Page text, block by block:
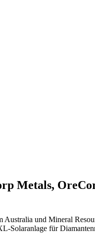
Metals,
und Mineral
Solaranlage für